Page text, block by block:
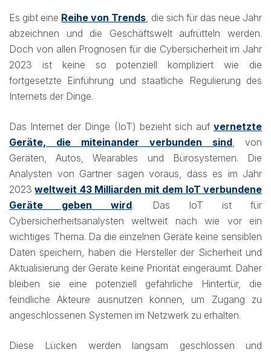
Es gibt eine Reihe von Trends , die sich für das neue Jahr
abzeichnen und die Geschäftswelt aufrütteln werden.
Doch von allen Prognosen für die Cybersicherheit im Jahr
2023 ist keine so potenziell kompliziert wie die
fortgesetzte Einführung und staatliche Regulierung des
Internets der Dinge.
Das Internet der Dinge (IoT) bezieht sich auf vernetzte
Geräte, die miteinander verbunden sind , von
Geräten, Autos, Wearables und Bürosystemen. Die
Analysten von Gartner sagen voraus, dass es im Jahr
2023weltweit 43 Milliarden mit dem IoT verbundene
Geräte geben wird. Das IoT ist für
Cybersicherheitsanalysten weltweit nach wie vor ein
wichtiges Thema. Da die einzelnen Geräte keine sensiblen
Daten speichern, haben die Hersteller der Sicherheit und
Aktualisierung der Geräte keine Priorität eingeräumt. Daher
bleiben sie eine potenziell gefährliche Hintertür, die
feindliche Akteure ausnutzen können, um Zugang zu
angeschlossenen Systemen im Netzwerk zu erhalten.
Diese Lücken werden langsam geschlossen und